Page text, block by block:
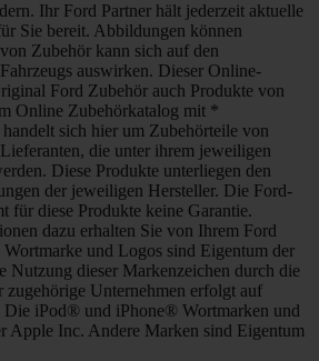
Ihr Ford Partner hält jederzeit aktuelle
Sie bereit. Abbildungen können
Zubehör kann sich auf den
auswirken. Dieser Online-
Ford Zubehör auch Produkte von
Online Zubehörkatalog mit *
sich hier um Zubehörteile von
die unter ihrem jeweiligen
Diese Produkte unterliegen den
der jeweiligen Hersteller. Die Ford-
für diese Produkte keine Garantie.
dazu erhalten Sie von Ihrem Ford
und Logos sind Eigentum der
dieser Markenzeichen durch die
Unternehmen erfolgt auf
Die iPod® und iPhone® Wortmarken und
Apple Inc. Andere Marken sind Eigentum